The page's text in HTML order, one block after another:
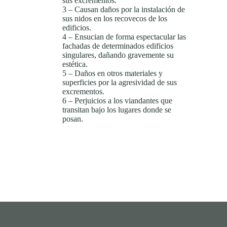
3 – Causan daños por la instalación de
sus nidos en los recovecos de los
edificios.
4 – Ensucian de forma espectacular las
fachadas de determinados edificios
singulares, dañando gravemente su
estética.
5 – Daños en otros materiales y
superficies por la agresividad de sus
excrementos.
6 – Perjuicios a los viandantes que
transitan bajo los lugares donde se
posan.